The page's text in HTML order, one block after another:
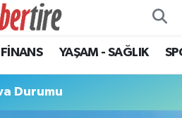
FİNANS YAŞAM - SAĞLIK
Durumu